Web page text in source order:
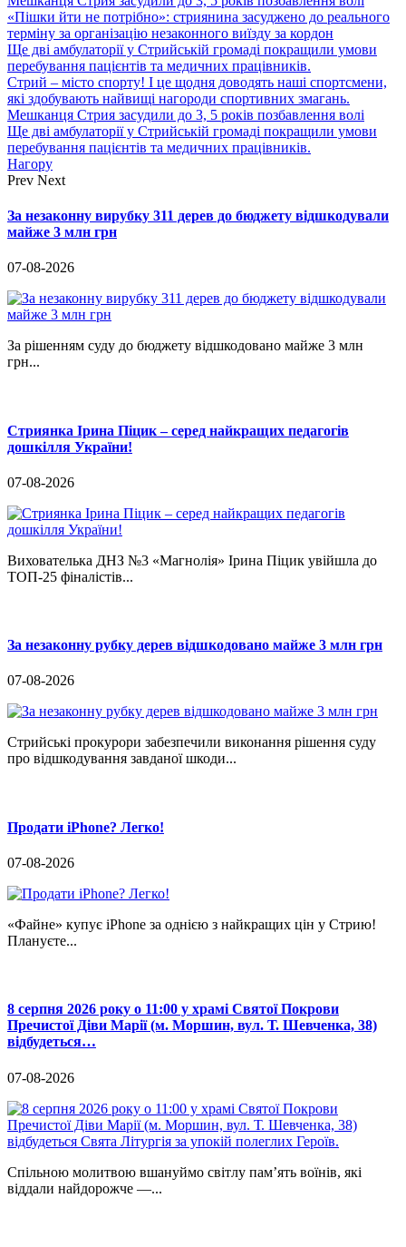
«Пішки йти не потрібно»: стриянина засуджено до реального
терміну за організацію незаконного виїзду за кордон
Ще дві амбулаторії у Стрийській громаді покращили умови
перебування пацієнтів та медичних працівників.
Стрий – місто спорту! І це щодня доводять наші спортсмени,
які здобувають найвищі нагороди спортивних змагань.
Мешканця Стрия засудили до 3, 5 років позбавлення волі
Ще дві амбулаторії у Стрийській громаді покращили умови
перебування пацієнтів та медичних працівників.
Нагору
Prev Next
За незаконну вирубку 311 дерев до бюджету відшкодували
майже 3 млн грн
07-08-2026
За рішенням суду до бюджету відшкодовано майже 3 млн
грн...
Стриянка Ірина Піцик – серед найкращих педагогів
дошкілля України!
07-08-2026
Вихователька ДНЗ №3 «Магнолія» Ірина Піцик увійшла до
ТОП-25 фіналістів...
За незаконну рубку дерев відшкодовано майже 3 млн грн
07-08-2026
Стрийські прокурори забезпечили виконання рішення суду
про відшкодування завданої шкоди...
Продати iPhone? Легко!
07-08-2026
«Файне» купує iPhone за однією з найкращих цін у Стрию!
Плануєте...
8 серпня 2026 року о 11:00 у храмі Святої Покрови
Пречистої Діви Марії (м. Моршин, вул. Т. Шевченка, 38)
відбудеться…
07-08-2026
Спільною молитвою вшануймо світлу пам’ять воїнів, які
віддали найдорожче —...